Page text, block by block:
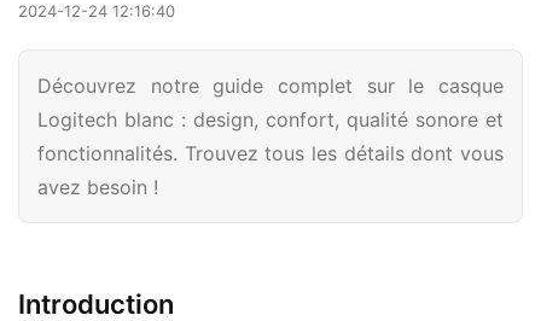
2024-12-24 12:16:40
Découvrez notre guide complet sur le casque
Logitech blanc : design, confort, qualité sonore et
fonctionnalités. Trouvez tous les détails dont vous
avez besoin !
Introduction